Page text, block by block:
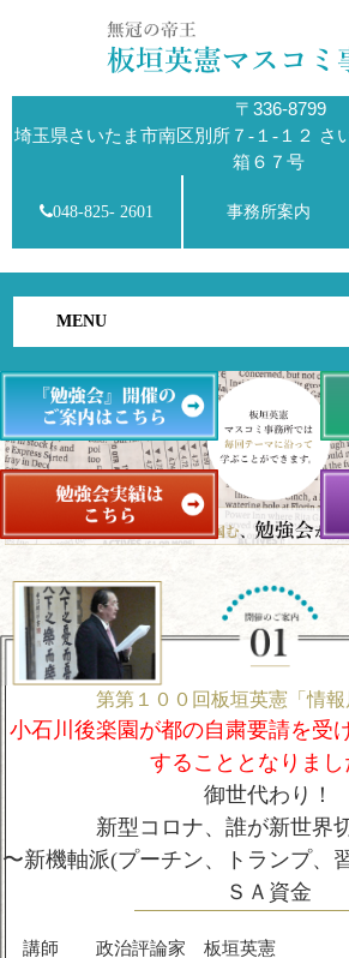
〒336-8799
埼玉県さいたま市南区別所７-１-１２ さ
箱６７号
048-825- 2601 事務所案内
MENU
第第１００回板垣英憲「情
小石川後楽園が都の自粛要請を受
することとなりまし
御世代わり！
新型コロナ、誰が新世界
〜新機軸派(プーチン、トランプ、
ＳＡ資金
講師
政治評論家 板垣英憲